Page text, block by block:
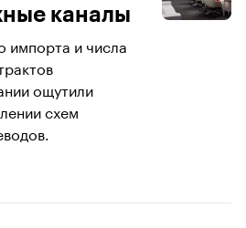
каналы
импорта и числа
ощутили
схем